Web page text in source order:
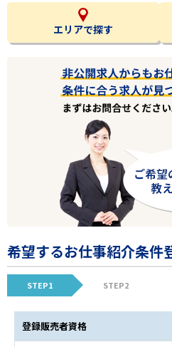
エリアで探す
希望するお仕事紹介条件
STEP1 STEP2
登録販売者資格